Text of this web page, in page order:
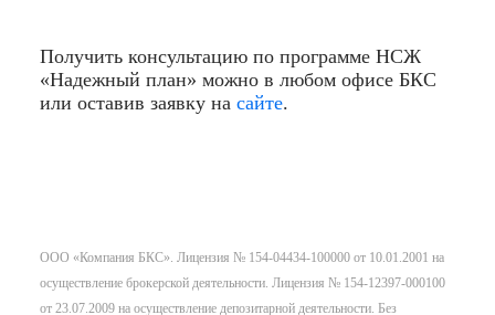
Получить консультацию по программе НСЖ
«Надежный план» можно в любом офисе БКС
или оставив заявку на сайте.
ООО «Компания БКС». Лицензия № 154-04434-100000 от 10.01.2001 на
осуществление брокерской деятельности. Лицензия № 154-12397-000100
от 23.07.2009 на осуществление депозитарной деятельности. Без